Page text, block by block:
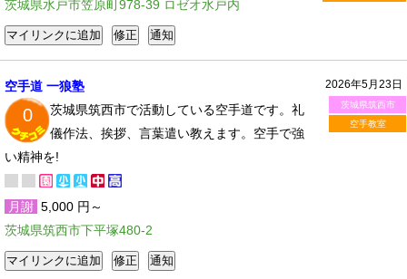
茨城県水戸市笠原町978-39 ロゼオ水戸内
2026年5月23日
茨城県筑西市
空手教室
空手道 一狼塾
0
茨城県筑西市で活動している空手道です。礼
儀作法、挨拶、言葉遣い教えます。空手で強
い精神を!
月謝 5,000 円～
茨城県筑西市下平塚480-2